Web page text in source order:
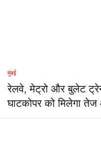
मुंबई
रेलवे, मेट्रो और बुलेट
घाटकोपर को मिलेगा